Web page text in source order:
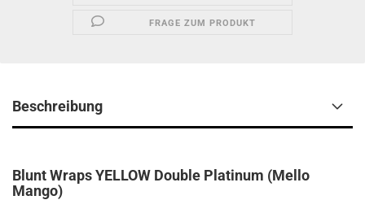
FRAGE ZUM PRODUKT
Beschreibung
Blunt Wraps YELLOW Double Platinum (Mello
Mango)